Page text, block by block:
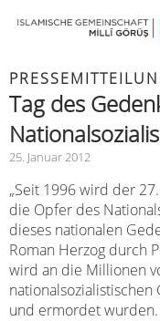
Tag des
25. Januar 2012
„Seit 1996 wird der
die Opfer des
dieses nationalen
Roman Herzog durch
wird an die Millionen
und ermordet wurden.